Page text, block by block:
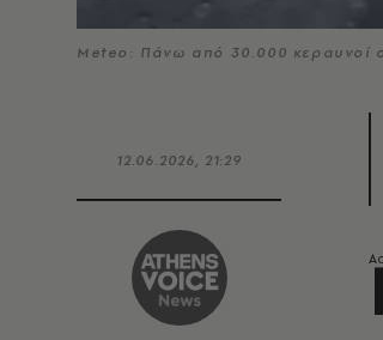
Meteo: Πάνω από 30.000 κεραυνοί
12.06.2026, 21:29